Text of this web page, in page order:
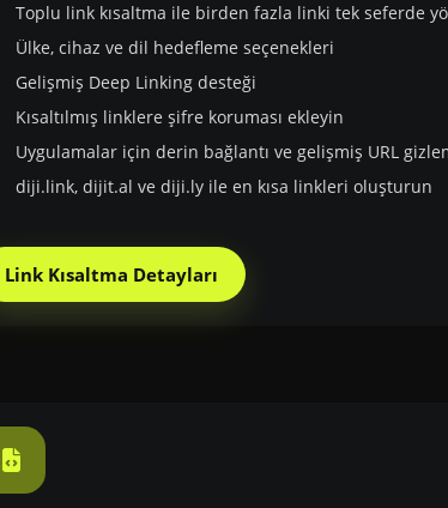
Toplu link kısaltma ile birden fazla linki tek seferde
Ülke, cihaz ve dil hedefleme seçenekleri
Gelişmiş Deep Linking desteği
Kısaltılmış linklere şifre koruması ekleyin
Uygulamalar için derin bağlantı ve gelişmiş URL
diji.link, dijit.al ve diji.ly ile en kısa linkleri oluşturun
Link Kısaltma Detayları